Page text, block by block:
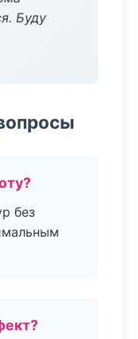
Буду
без